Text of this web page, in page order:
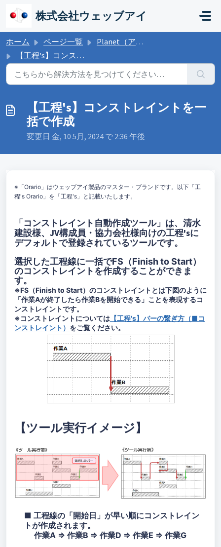
株式会社ウェッブアイ
ホーム ページ一覧
Planet（アドオンツール）
【工程's】コンストレイントを一括で作成
【工程's】コンストレイントを一
括で作成
変更日 金, 10 5月, 2024 で 2:36 午後
※「Orario」はウェッブアイ製品のマスター・ブランドです。以下「工
程's Orario」を「工程's」と記載いたします。
「コンストレイント自動作成ツール」は、 清水
建設様、JV構成員・協力会社様向けの工程'sに
デフォルトで登録されているツールです。
選択した工程線に一括でFS（Finish to Start）
のコンストレイントを作成することができま
す。
※FS（Finish to Start）のコンストレイントとは下図のように
「作業Aが終了したら作業Bを開始できる」ことを表現するコ
ンストレイントです。
※コンストレイントについては 【工程's】バーの繋ぎ方（■コ
ンストレイント） をご覧ください。
【ツール実行イメージ】
■ 工程線の「開始日」が早い順にコンストレイン
トが作成されます。
作業A ⇒ 作業B ⇒ 作業D ⇒ 作業E ⇒ 作業G